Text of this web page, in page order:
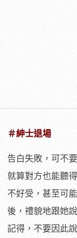
＃紳士退場
告白失敗，可不
就算對方也能聽
不好受，甚至可
後，禮貌地跟她
記得，不要因此